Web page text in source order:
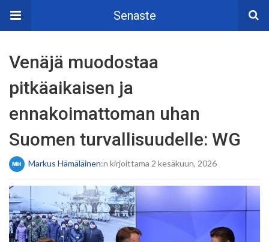
Senaste
Venäjä muodostaa
pitkäaikaisen ja
ennakoimattoman uhan
Suomen turvallisuudelle: WG
Markus Hämäläinen:n kirjoittama 2 kesäkuun, 2026